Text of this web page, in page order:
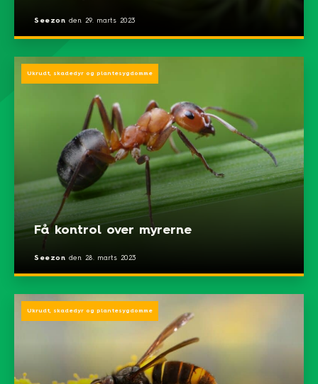
Seezon den 29. marts 2023
Få kontrol over myrerne
Seezon den 28. marts 2023
Ukrudt, skadedyr og plantesygdomme
Ukrudt, skadedyr og plantesygdomme